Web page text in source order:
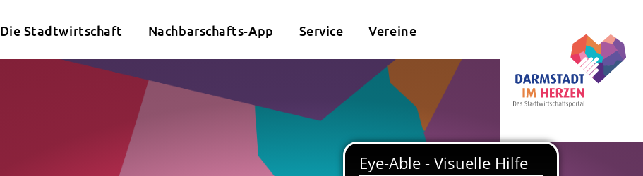
Die Stadtwirtschaft Nachbarschafts-App Service Vereine